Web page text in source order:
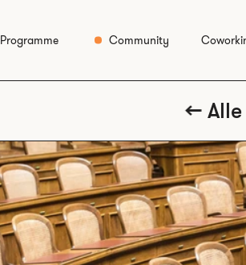
Programme Community